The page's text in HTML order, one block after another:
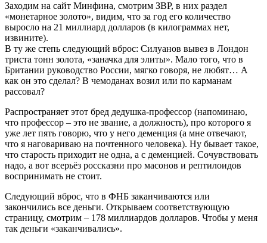
Заходим на сайт Минфина, смотрим ЗВР, в них раздел
«монетарное золото», видим, что за год его количество
выросло на 21 миллиард долларов (в килограммах нет,
извините).
В ту же степь следующий вброс: Силуанов вывез в Лондон
триста тонн золота, «заначка для элиты». Мало того, что в
Британии руководство России, мягко говоря, не любят… А
как он это сделал? В чемоданах возил или по карманам
рассовал?
Распространяет этот бред дедушка-профессор (напоминаю,
что профессор – это не звание, а должность), про которого я
уже лет пять говорю, что у него деменция (а мне отвечают,
что я наговариваю на почтенного человека). Ну бывает такое,
что старость приходит не одна, а с деменцией. Сочувствовать
надо, а вот всерьёз россказни про масонов и рептилоидов
воспринимать не стоит.
Следующий вброс, что в ФНБ заканчиваются или
закончились все деньги. Открываем соответствующую
страницу, смотрим – 178 миллиардов долларов. Чтобы у меня
так деньги «заканчивались».